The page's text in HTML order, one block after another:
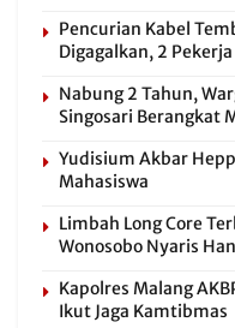
Pencurian Kabel
Digagalkan, 2
Nabung 2 Tahun,
Singosari Berangkat
Yudisium Akbar
Mahasiswa
Limbah Long Core
Wonosobo Nyaris
Kapolres Malang
Ikut Jaga Kamtibmas